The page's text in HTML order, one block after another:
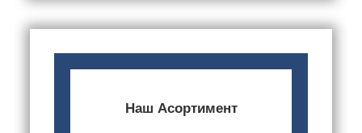
Наш Асортимент